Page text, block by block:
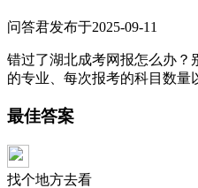
问答君发布于2025-09-11
错过了湖北成考网报怎么办？
的专业、每次报考的科目数量
最佳答案
找个地方去看